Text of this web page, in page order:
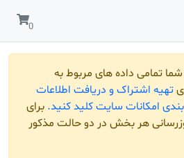
های مربوط به
و دریافت اطلاعات
سایت کلید کنید.برای
در دو حالت مذکور